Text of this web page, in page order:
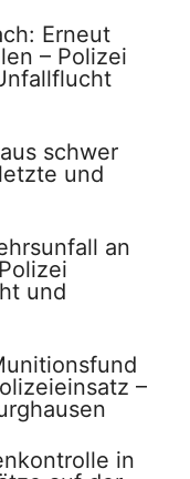
Erneut
– Polizei
schwer
und
an
und
–
in